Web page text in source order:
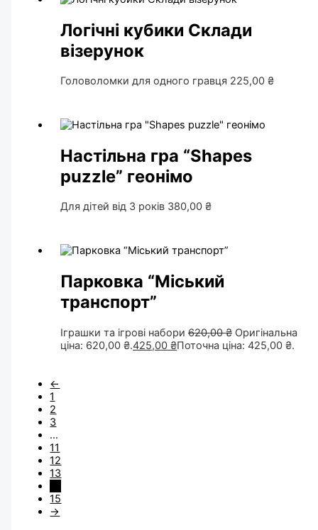
Логічні кубики Склади
візерунок
Головоломки для одного гравця 225,00₴
Настільна гра “Shapes
puzzle” геонімо
Для дітей від 3 років 380,00₴
Парковка “Міський
транспорт”
Іграшки та ігрові набори620,00₴ Оригінальна
ціна: 620,00 ₴.425,00₴Поточна ціна: 425,00 ₴.
←
1
2
3
…
11
12
13
15
→